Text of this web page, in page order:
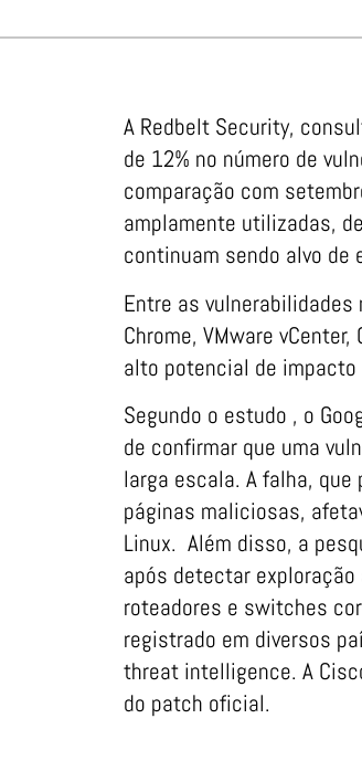
A Redbelt Security,
de 12% no número de
comparação com
amplamente utilizadas,
continuam sendo alvo de
Entre as
Chrome, VMware
alto potencial de
Segundo o estudo , o
de confirmar que uma
larga escala. A falha,
páginas maliciosas,
Linux. Além disso, a
após detectar
roteadores e switches
registrado em diversos
threat intelligence. A
do patch oficial.